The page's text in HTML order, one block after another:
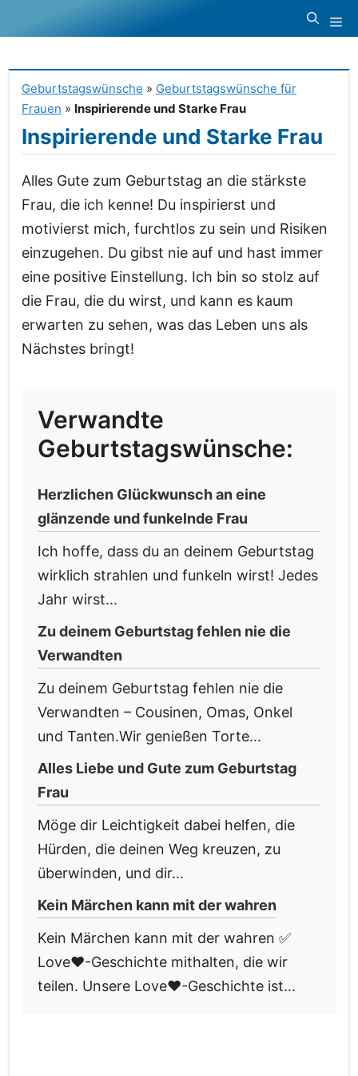
Inhalt
Geburtstagswünsche » Geburtstagswünsche für
Frauen » Inspirierende und Starke Frau
Inspirierende und Starke Frau
Alles Gute zum Geburtstag an die stärkste
Frau, die ich kenne! Du inspirierst und
motivierst mich, furchtlos zu sein und Risiken
einzugehen. Du gibst nie auf und hast immer
eine positive Einstellung. Ich bin so stolz auf
die Frau, die du wirst, und kann es kaum
erwarten zu sehen, was das Leben uns als
Nächstes bringt!
Verwandte
Geburtstagswünsche:
Herzlichen Glückwunsch an eine
glänzende und funkelnde Frau
Ich hoffe, dass du an deinem Geburtstag
wirklich strahlen und funkeln wirst! Jedes
Jahr wirst...
Zu deinem Geburtstag fehlen nie die
Verwandten
Zu deinem Geburtstag fehlen nie die
Verwandten – Cousinen, Omas, Onkel
und Tanten.Wir genießen Torte...
Alles Liebe und Gute zum Geburtstag
Frau
Möge dir Leichtigkeit dabei helfen, die
Hürden, die deinen Weg kreuzen, zu
überwinden, und dir...
Kein Märchen kann mit der wahren
Kein Märchen kann mit der wahren ✅
Love❤️-Geschichte mithalten, die wir
teilen. Unsere Love❤️-Geschichte ist...